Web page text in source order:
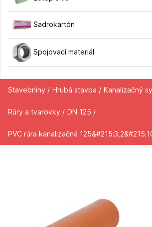
Sadrokartón
Spojovací materiál
Stavebniny / Hrubá stavba / Kanalizačný
Rúry a tvarovky / DN 125 /
PVC rúra kanalizačná